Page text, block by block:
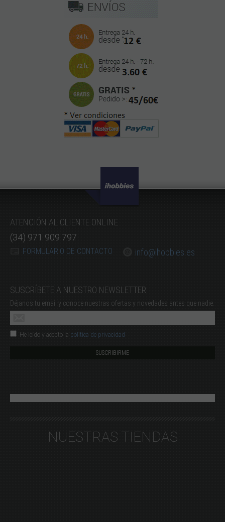
ATENCIÓN AL CLIENTE ONLINE
(34) 971 909 797
FORMULARIO DE CONTACTO info@ihobbies.es
SUSCRÍBETE A NUESTRO NEWSLETTER
Déjanos tu email y conoce nuestras ofertas y novedades antes que nadie.
He leído y acepto la política de privacidad
NUESTRAS TIENDAS